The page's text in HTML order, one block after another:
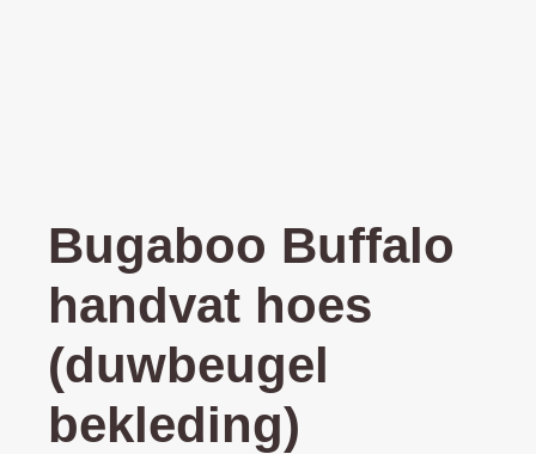
Bugaboo Buffalo
handvat hoes
(duwbeugel
bekleding)